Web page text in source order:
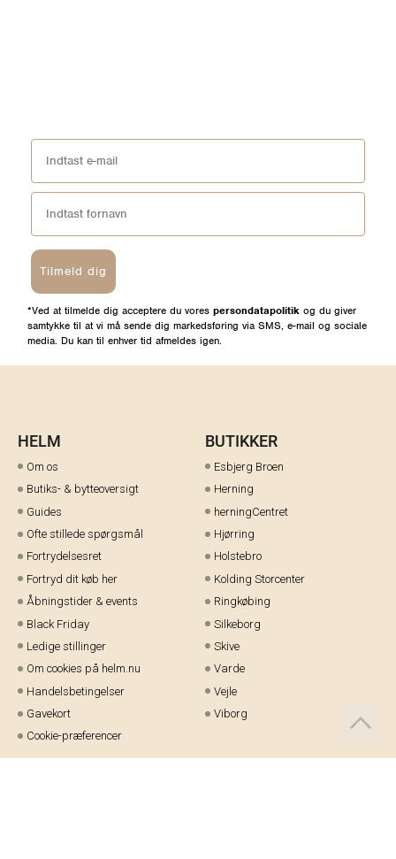
Tilmeld dig
*Ved at tilmelde dig acceptere du vores persondatapolitik og du giver
samtykke til at vi må sende dig markedsføring via SMS, e-mail og sociale
media. Du kan til enhver tid afmeldes igen.
HELM
Om os
Butiks- & bytteoversigt
Guides
Ofte stillede spørgsmål
Fortrydelsesret
Fortryd dit køb her
Åbningstider & events
Black Friday
Ledige stillinger
Om cookies på helm.nu
Handelsbetingelser
Gavekort
Cookie-præferencer
BUTIKKER
Esbjerg Broen
Herning
herningCentret
Hjørring
Holstebro
Kolding Storcenter
Ringkøbing
Silkeborg
Skive
Varde
Vejle
Viborg